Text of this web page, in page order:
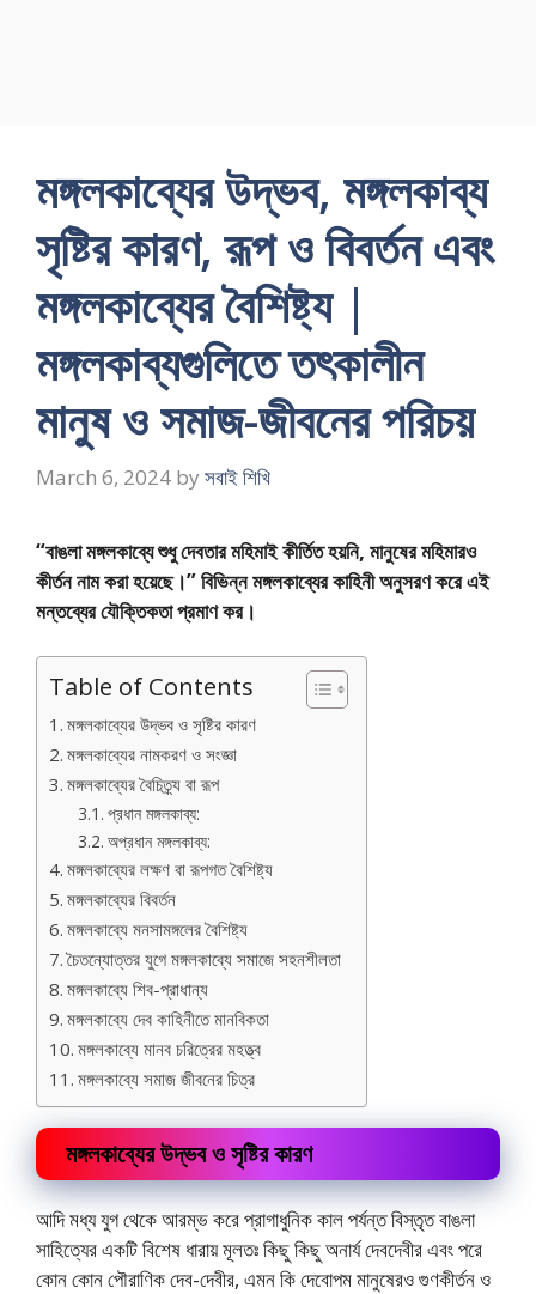
মঙ্গলকাব্যের উদ্ভব, মঙ্গলকাব্য
সৃষ্টির কারণ, রূপ ও বিবর্তন এবং
মঙ্গলকাব্যের বৈশিষ্ট্য |
মঙ্গলকাব্যগুলিতে তৎকালীন
মানুষ ও সমাজ-জীবনের পরিচয়
March 6, 2024 by সবাই শিখি
“বাঙলা মঙ্গলকাব্যে শুধু দেবতার মহিমাই কীৰ্তিত হয়নি, মানুষের মহিমারও
কীর্তন নাম করা হয়েছে।” বিভিন্ন মঙ্গলকাব্যের কাহিনী অনুসরণ করে এই
মন্তব্যের যৌক্তিকতা প্রমাণ কর।
Table of Contents
মঙ্গলকাব্যের উদ্ভব ও সৃষ্টির কারণ
মঙ্গলকাব্যের নামকরণ ও সংজ্ঞা
মঙ্গলকাব্যের বৈচিত্র্য বা রূপ
প্রধান মঙ্গলকাব্য:
অপ্রধান মঙ্গলকাব্য:
মঙ্গলকাব্যের লক্ষণ বা রূপগত বৈশিষ্ট্য
মঙ্গলকাব্যের বিবর্তন
মঙ্গলকাব্যে মনসামঙ্গলের বৈশিষ্ট্য
চৈতন্যোত্তর যুগে মঙ্গলকাব্যে সমাজে সহনশীলতা
মঙ্গলকাব্যে শিব-প্রাধান্য
মঙ্গলকাব্যে দেব কাহিনীতে মানবিকতা
মঙ্গলকাব্যে মানব চরিত্রের মহত্ত্ব
মঙ্গলকাব্যে সমাজ জীবনের চিত্র
মঙ্গলকাব্যের উদ্ভব ও সৃষ্টির কারণ
আদি মধ্য যুগ থেকে আরম্ভ করে প্রাগাধুনিক কাল পর্যন্ত বিস্তৃত বাঙলা
সাহিত্যের একটি বিশেষ ধারায় মূলতঃ কিছু কিছু অনার্য দেবদেবীর এবং পরে
কোন কোন পৌরাণিক দেব-দেবীর, এমন কি দেবােপম মানুষেরও গুণকীর্তন ও